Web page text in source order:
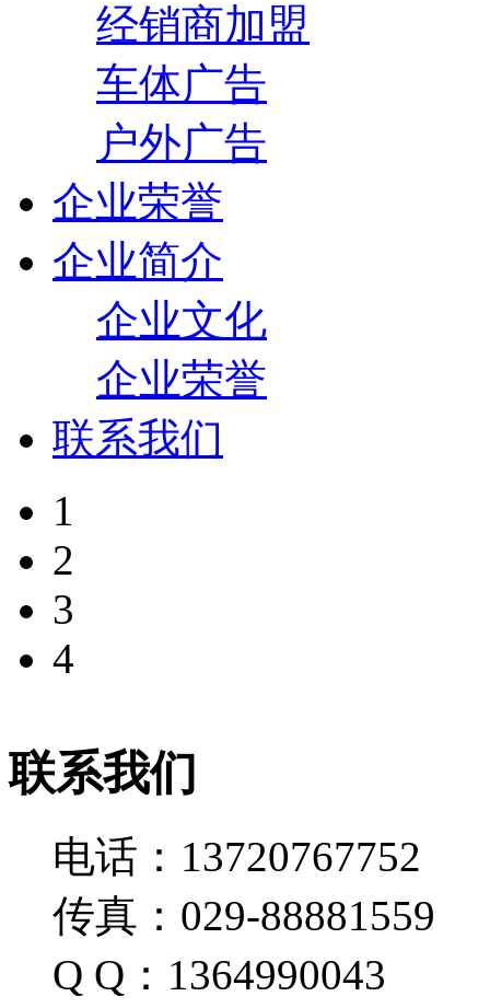
经销商加盟
车体广告
户外广告
企业荣誉
企业简介
企业文化
企业荣誉
联系我们
1
2
3
4
联系我们
电话：13720767752
传真：029-88881559
Q Q：1364990043